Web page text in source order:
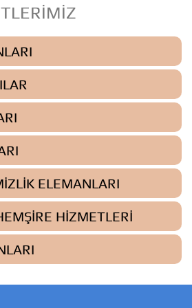
ELEMANLARI
HIZMETLERI